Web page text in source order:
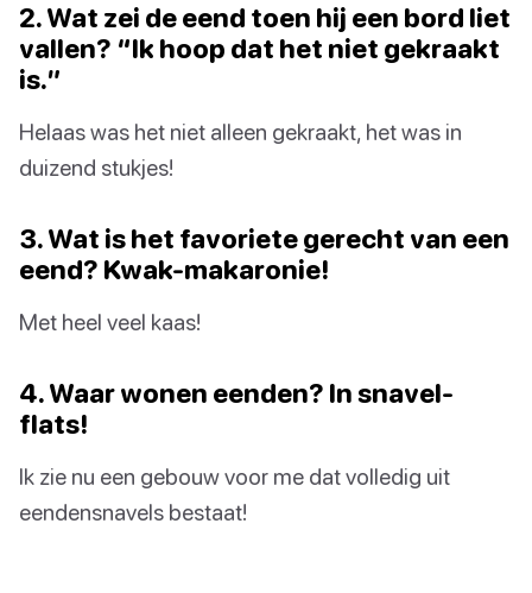
2. Wat zei de eend toen hij een bord liet
vallen? “Ik hoop dat het niet gekraakt
is.”
Helaas was het niet alleen gekraakt, het was in
duizend stukjes!
3. Wat is het favoriete gerecht van een
eend? Kwak-makaronie!
Met heel veel kaas!
4. Waar wonen eenden? In snavel-
flats!
Ik zie nu een gebouw voor me dat volledig uit
eendensnavels bestaat!